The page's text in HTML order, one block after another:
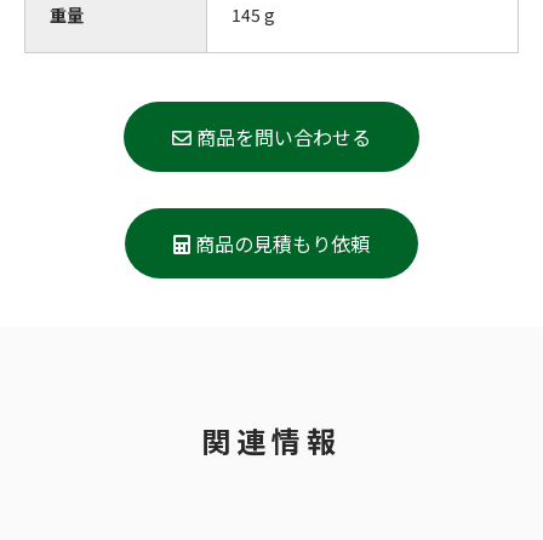
重量 145 g
商品を問い合わせる
商品の見積もり依頼
関連情報